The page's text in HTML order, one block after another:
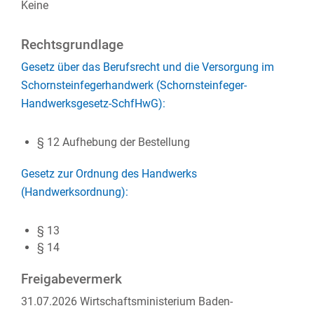
Keine
Rechtsgrundlage
Gesetz über das Berufsrecht und die Versorgung im
Schornsteinfegerhandwerk (Schornsteinfeger-
Handwerksgesetz-SchfHwG):
§ 12 Aufhebung der Bestellung
Gesetz zur Ordnung des Handwerks
(Handwerksordnung):
§ 13
§ 14
Freigabevermerk
31.07.2026 Wirtschaftsministerium Baden-